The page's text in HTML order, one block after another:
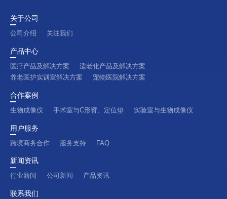
关于公司
公司介绍
关注我们
产品中心
医疗产品及解决方案
适老化产品及解决方案
养老医护实训室解决方案
宠物医院解决方案
合作案例
生物成像仪
手术室与C形臂、定位垫 实验室与生物成像仪
用户服务
跨境商务合作
服务支持 FAQ
新闻资讯
行业新闻
公司新闻 产品资讯
联系我们